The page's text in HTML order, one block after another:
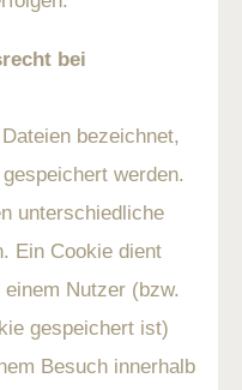
bei
bezeichnet,
werden.
unterschiedliche
Ein Cookie dient
Nutzer (bzw.
gespeichert ist)
Besuch innerhalb